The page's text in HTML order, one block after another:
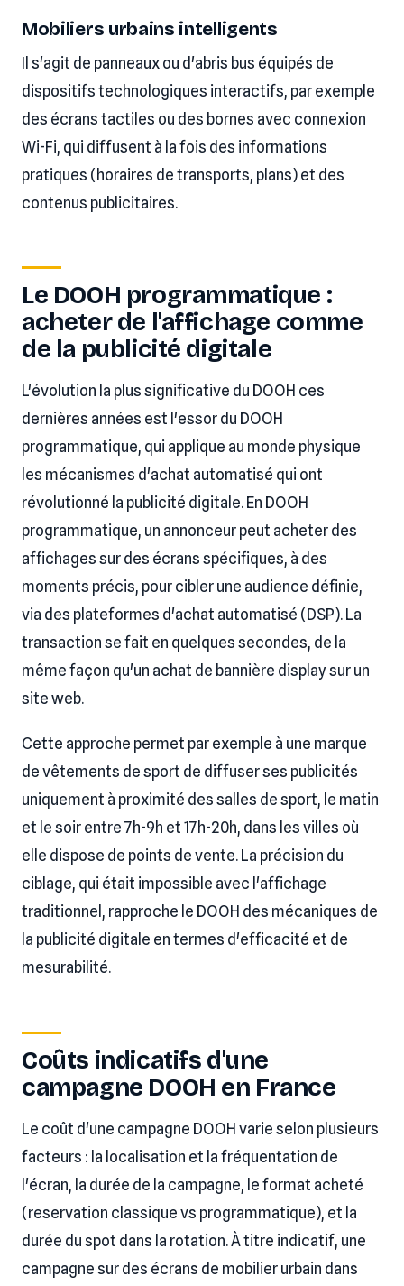
Mobiliers urbains intelligents
Il s'agit de panneaux ou d'abris bus équipés de
dispositifs technologiques interactifs, par exemple
des écrans tactiles ou des bornes avec connexion
Wi-Fi, qui diffusent à la fois des informations
pratiques (horaires de transports, plans) et des
contenus publicitaires.
Le DOOH programmatique :
acheter de l'affichage comme
de la publicité digitale
L'évolution la plus significative du DOOH ces
dernières années est l'essor du DOOH
programmatique, qui applique au monde physique
les mécanismes d'achat automatisé qui ont
révolutionné la publicité digitale. En DOOH
programmatique, un annonceur peut acheter des
affichages sur des écrans spécifiques, à des
moments précis, pour cibler une audience définie,
via des plateformes d'achat automatisé (DSP). La
transaction se fait en quelques secondes, de la
même façon qu'un achat de bannière display sur un
site web.
Cette approche permet par exemple à une marque
de vêtements de sport de diffuser ses publicités
uniquement à proximité des salles de sport, le matin
et le soir entre 7h-9h et 17h-20h, dans les villes où
elle dispose de points de vente. La précision du
ciblage, qui était impossible avec l'affichage
traditionnel, rapproche le DOOH des mécaniques de
la publicité digitale en termes d'efficacité et de
mesurabilité.
Coûts indicatifs d'une
campagne DOOH en France
Le coût d'une campagne DOOH varie selon plusieurs
facteurs : la localisation et la fréquentation de
l'écran, la durée de la campagne, le format acheté
(reservation classique vs programmatique), et la
durée du spot dans la rotation. À titre indicatif, une
campagne sur des écrans de mobilier urbain dans